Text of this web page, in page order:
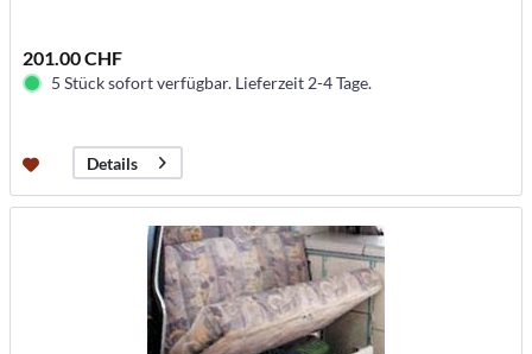
201.00 CHF
5 Stück sofort verfügbar. Lieferzeit 2-4 Tage.
Details